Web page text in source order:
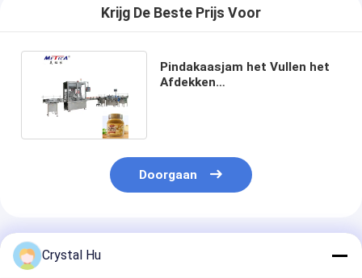
Krijg De Beste Prijs Voor
Pindakaasjam het Vullen het
Afdekken
Doorgaan
Geadviseerde Producten
Crystal Hu